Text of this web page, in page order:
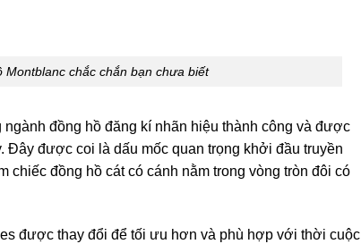
chắc chắn bạn chưa biết
đồng hồ đăng kí nhãn hiệu thành công và được
được coi là dấu mốc quan trọng khởi đầu truyền
đồng hồ cát có cánh nằm trong vòng tròn đôi có
được thay đổi để tối ưu hơn và phù hợp với thời cuộc